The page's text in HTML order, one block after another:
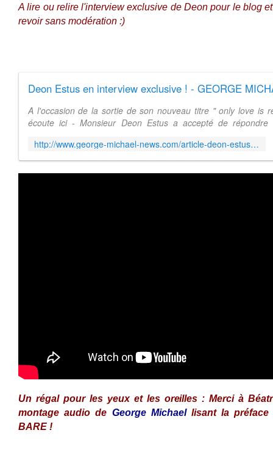
A lire ou relire l'interview exclusive de Deon pour le blog
revoir sans modération :)
Deon Estus en interview exclusive ! - GEORGE
A l'occasion de la sortie de son nouveau titre " only love is
écoute ici - Monsieur Deon Estus a accepté de
http://www.george-michael-news.com/article-deon-estus-78924231.html
Un régal pour les yeux et les oreilles : Merci à
montage audio de George Michaellisant la préface
BARE !